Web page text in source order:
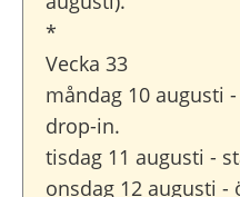
*
Vecka 33
måndag 10 augusti
drop-in.
tisdag 11 augusti -
onsdag 12 augusti -